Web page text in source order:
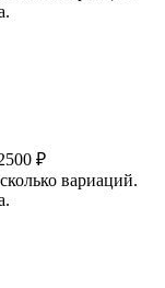
₽
вариаций.